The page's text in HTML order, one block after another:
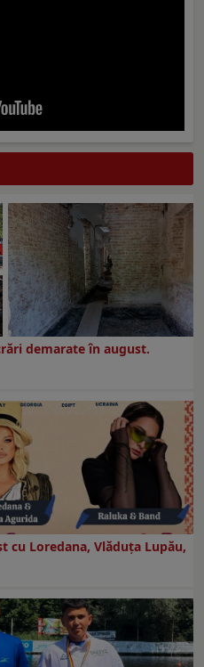
demarate în august.
cu Loredana, Vlăduța Lupău,